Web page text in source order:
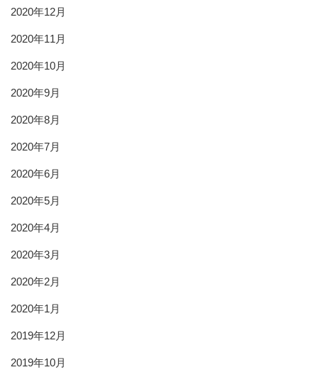
2020年12月
2020年11月
2020年10月
2020年9月
2020年8月
2020年7月
2020年6月
2020年5月
2020年4月
2020年3月
2020年2月
2020年1月
2019年12月
2019年10月